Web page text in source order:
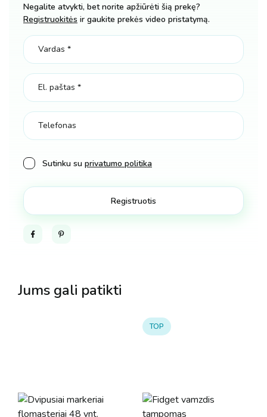
Kiškis
spalva
rožinė
2
kiekis
Negalite atvykti, bet norite apžiūrėti šią prekę?
Registruokitės ir gaukite prekės video pristatymą.
Sutinku su privatumo politika
FacebookPinterest
Jums gali patikti
TOP